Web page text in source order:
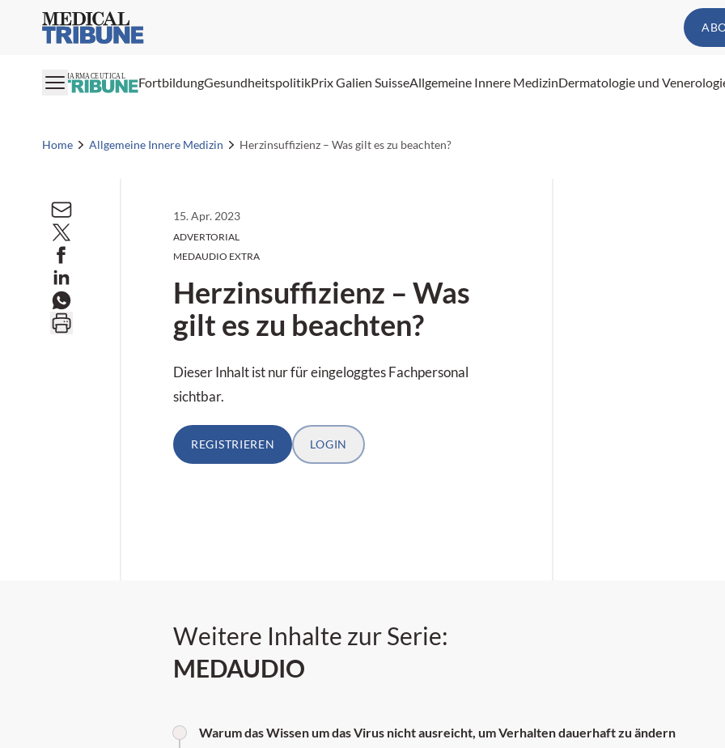
Medical Tribune
PHARMACEUTICAL FortbildungGesundheitspolitikPrix Galien SuisseAllgemeine Innere MedizinDermatologie und
Home Allgemeine Innere Medizin Herzinsuffizienz – Was gilt es zu beachten?
15. Apr. 2023
ADVERTORIAL
MEDAUDIO EXTRA
Herzinsuffizienz – Was
gilt es zu beachten?
Dieser Inhalt ist nur für eingeloggtes Fachpersonal
sichtbar.
REGISTRIEREN LOGIN
Weitere Inhalte zur Serie:
MEDAUDIO
Warum das Wissen um das Virus nicht ausreicht, um Verhalten dauerhaft zu ändern